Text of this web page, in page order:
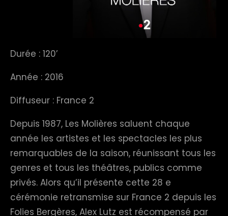
Durée : 120’
Année : 2016
Diffuseur : France 2
Depuis 1987, Les Molières saluent chaque
année les artistes et les spectacles les plus
remarquables de la saison, réunissant tous les
genres et tous les théâtres, publics comme
privés. Alors qu’il présente cette 28 e
cérémonie retransmise sur France 2 depuis les
Folies Bergères, Alex Lutz est récompensé par